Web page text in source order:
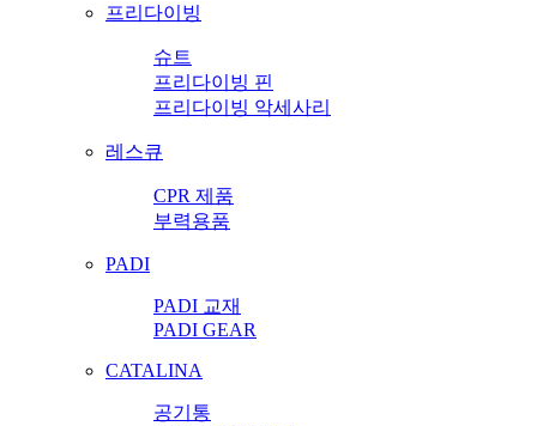
프리다이빙
슈트
프리다이빙 핀
프리다이빙 악세사리
레스큐
CPR 제품
부력용품
PADI
PADI 교재
PADI GEAR
CATALINA
공기통